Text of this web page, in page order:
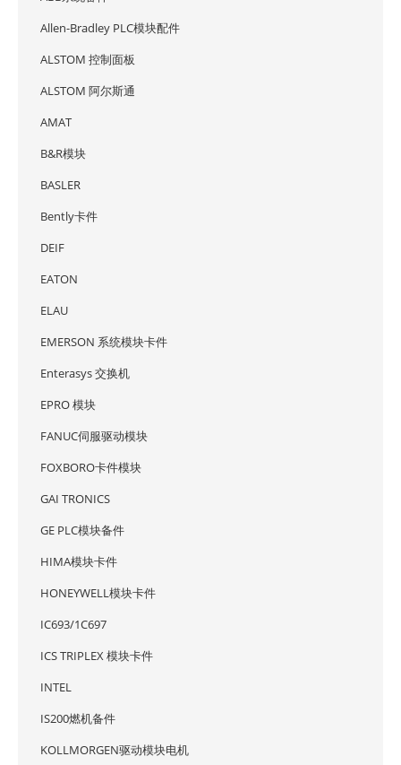
Allen-Bradley PLC模块配件
ALSTOM 控制面板
ALSTOM 阿尔斯通
AMAT
B&R模块
BASLER
Bently卡件
DEIF
EATON
ELAU
EMERSON 系统模块卡件
Enterasys 交换机
EPRO 模块
FANUC伺服驱动模块
FOXBORO卡件模块
GAI TRONICS
GE PLC模块备件
HIMA模块卡件
HONEYWELL模块卡件
IC693/1C697
ICS TRIPLEX 模块卡件
INTEL
IS200燃机备件
KOLLMORGEN驱动模块电机